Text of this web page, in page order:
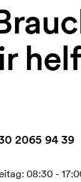
2065 94 39
08:30 -